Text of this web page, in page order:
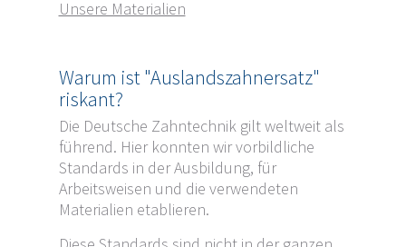
Unsere Materialien
Warum ist "Auslandszahnersatz"
riskant?
Die Deutsche Zahntechnik gilt weltweit als
führend. Hier konnten wir vorbildliche
Standards in der Ausbildung, für
Arbeitsweisen und die verwendeten
Materialien etablieren.